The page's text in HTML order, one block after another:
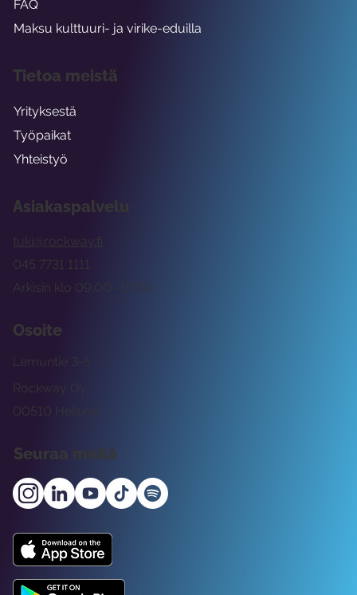
Asiakaspalvelu
tuki@rockway.fi
Arkisin klo 09:00 -15:00
045 7731 1111
Osoite
Rockway Oy
Lemuntie 3-5
00510 Helsinki
Seuraa meitä
FAQ
Maksu kulttuuri- ja virike-eduilla
Tietoa meistä
Yrityksestä
Työpaikat
Yhteistyö